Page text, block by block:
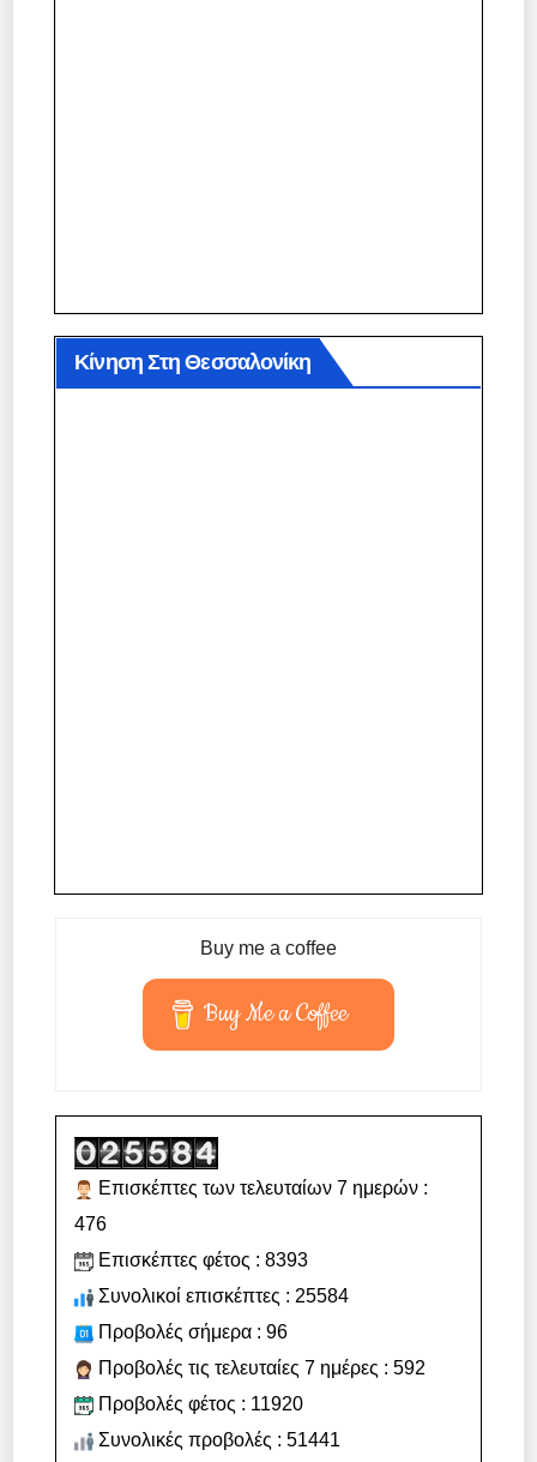
Κίνηση Στη Θεσσαλονίκη
Buy me a coffee
Buy Me a Coffee
Επισκέπτες των τελευταίων 7 ημερών :
476
Επισκέπτες φέτος : 8393
Συνολικοί επισκέπτες : 25584
Προβολές σήμερα : 96
Προβολές τις τελευταίες 7 ημέρες : 592
Προβολές φέτος : 11920
Συνολικές προβολές : 51441